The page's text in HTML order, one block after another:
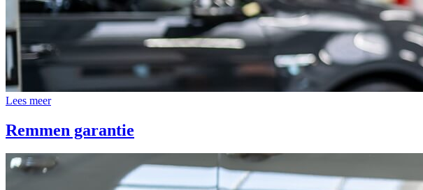
Lees meer
Remmen garantie